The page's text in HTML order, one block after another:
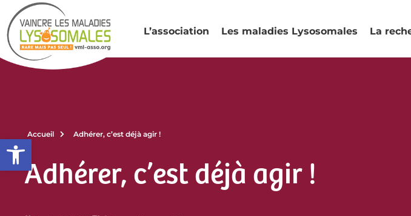
Ouvrir la barre d’outils
L’association Les maladies Lysosomales La
Accueil Adhérer, c’est déjà agir !
Adhérer, c’est déjà agir !